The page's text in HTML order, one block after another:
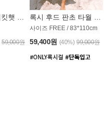
59,000원
사이즈 FREE / 83*110cm
59,400원 (40%) 99,000원